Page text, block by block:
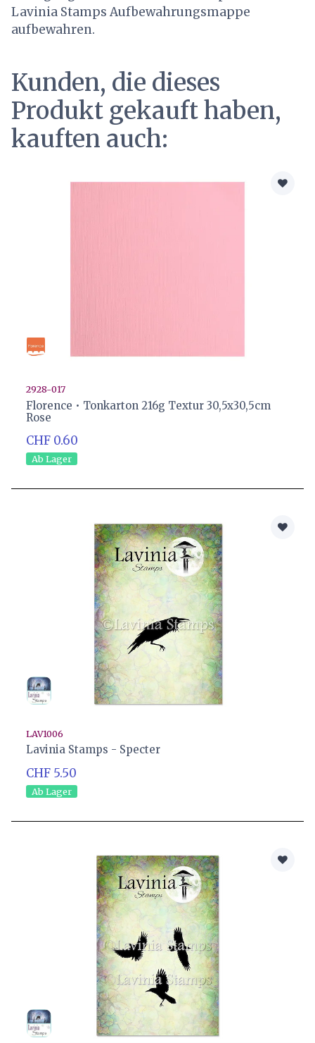
Lavinia Stamps Aufbewahrungsmappe
aufbewahren.
Kunden, die dieses
Produkt gekauft haben,
kauften auch:
2928-017
Florence • Tonkarton 216g Textur 30,5x30,5cm
Rose
CHF 0.60
Ab Lager
LAV1006
Lavinia Stamps - Specter
CHF 5.50
Ab Lager